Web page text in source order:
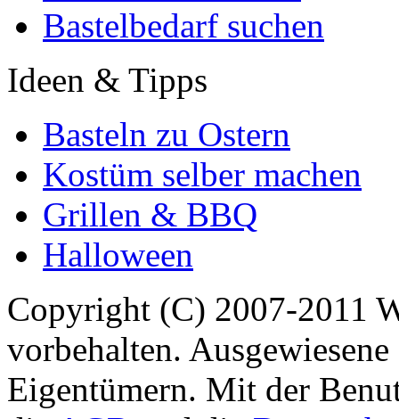
Bastelbedarf suchen
Ideen & Tipps
Basteln zu Ostern
Kostüm selber machen
Grillen & BBQ
Halloween
Copyright (C) 2007-2011
vorbehalten.
Eigentümern. Mit der